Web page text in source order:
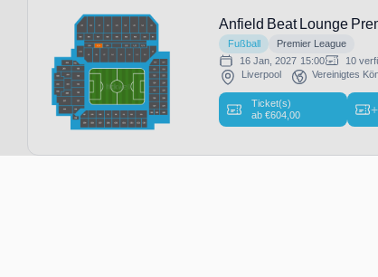
Anfield Beat Lounge
Fußball
Premier League
16 Jan, 2027 15:00
10
Liverpool
Vereinigtes
Ticket(s)
ab€604,00 +